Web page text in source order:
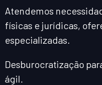
Atendemos
físicas e jurídicas,
especializadas.
Desburocratização
ágil.